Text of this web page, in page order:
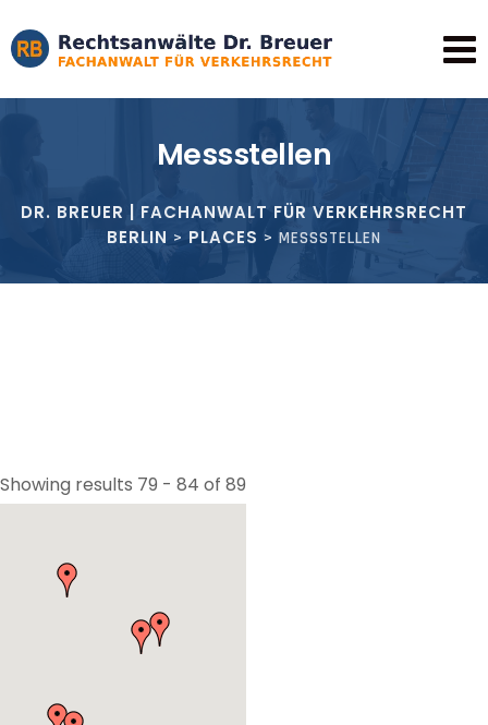
to
content
Messstellen
DR. BREUER | FACHANWALT FÜR VERKEHRSRECHT
BERLIN > PLACES > MESSSTELLEN
Showing results 79 - 84 of 89